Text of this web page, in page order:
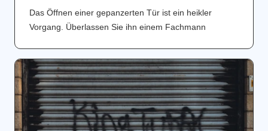
Das Öffnen einer gepanzerten Tür ist ein heikler
Vorgang. Überlassen Sie ihn einem Fachmann